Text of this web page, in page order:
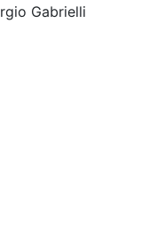
Gabrielli